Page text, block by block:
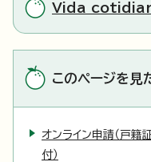
Vida
このページを見
オンライン申請（戸
付）